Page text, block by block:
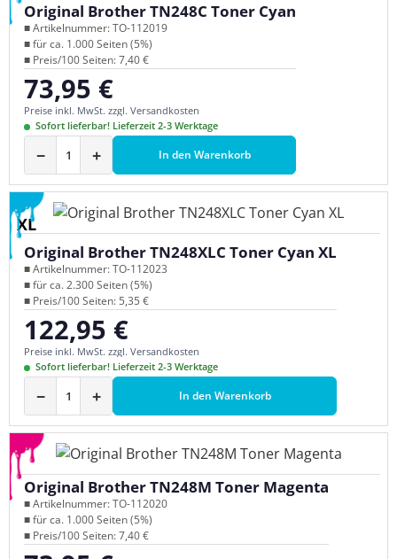
Original Brother TN248C Toner Cyan
■ Artikelnummer: TO-112019
■ für ca. 1.000 Seiten (5%)
■ Preis/100 Seiten: 7,40 €
Regulärer Preis:
73,95 €
Preise inkl. MwSt. zzgl. Versandkosten
Sofort lieferbar! Lieferzeit 2-3 Werktage
− + In den Warenkorb
XL
Original Brother TN248XLC Toner Cyan XL
■ Artikelnummer: TO-112023
■ für ca. 2.300 Seiten (5%)
■ Preis/100 Seiten: 5,35 €
Regulärer Preis:
122,95 €
Preise inkl. MwSt. zzgl. Versandkosten
Sofort lieferbar! Lieferzeit 2-3 Werktage
− + In den Warenkorb
Original Brother TN248M Toner Magenta
■ Artikelnummer: TO-112020
■ für ca. 1.000 Seiten (5%)
■ Preis/100 Seiten: 7,40 €